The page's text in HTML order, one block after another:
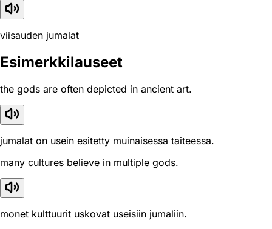
viisauden jumalat
Esimerkkilauseet
the gods are often depicted in ancient art.
jumalat on usein esitetty muinaisessa taiteessa.
many cultures believe in multiple gods.
monet kulttuurit uskovat useisiin jumaliin.